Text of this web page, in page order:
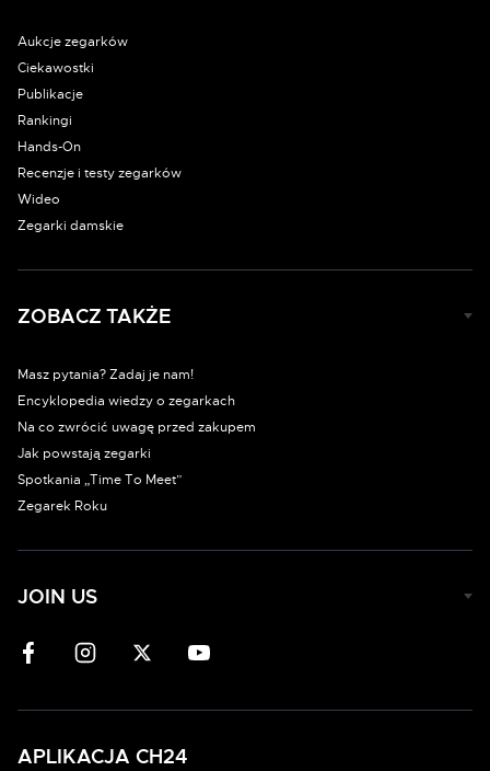
Aukcje zegarków
Ciekawostki
Publikacje
Rankingi
Hands-On
Recenzje i testy zegarków
Wideo
Zegarki damskie
ZOBACZ TAKŻE
Masz pytania? Zadaj je nam!
Encyklopedia wiedzy o zegarkach
Na co zwrócić uwagę przed zakupem
Jak powstają zegarki
Spotkania „Time To Meet”
Zegarek Roku
JOIN US
APLIKACJA CH24